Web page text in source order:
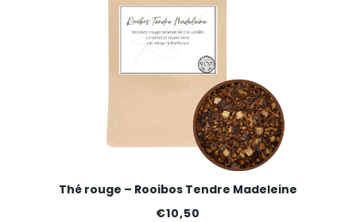
Thé rouge – Rooibos Tendre Madeleine
€10,50